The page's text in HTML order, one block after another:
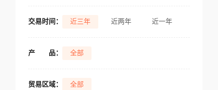
交易时间： 近三年 近两年 近一年
产 品： 全部
贸易区域： 全部